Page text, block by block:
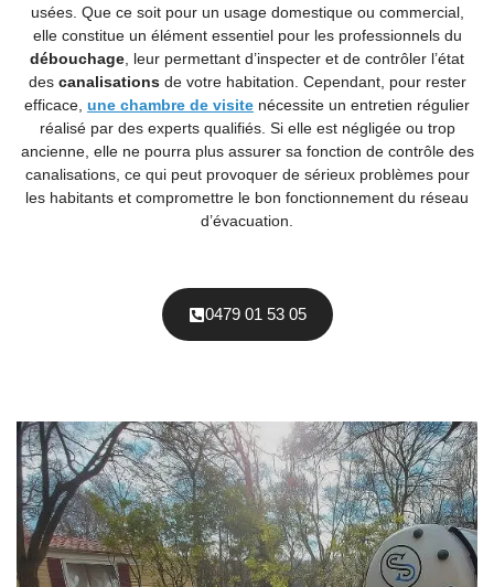
usées. Que ce soit pour un usage domestique ou commercial,
elle constitue un élément essentiel pour les professionnels du
débouchage, leur permettant d’inspecter et de contrôler l’état
des canalisationsde votre habitation. Cependant, pour rester
efficace, une chambre de visite nécessite un entretien régulier
réalisé par des experts qualifiés. Si elle est négligée ou trop
ancienne, elle ne pourra plus assurer sa fonction de contrôle des
canalisations, ce qui peut provoquer de sérieux problèmes pour
les habitants et compromettre le bon fonctionnement du réseau
d’évacuation.
0479 01 53 05